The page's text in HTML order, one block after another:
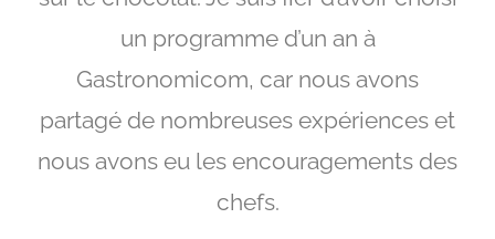
un programme d’un an à
Gastronomicom, car nous avons
partagé de nombreuses expériences et
nous avons eu les encouragements des
chefs.